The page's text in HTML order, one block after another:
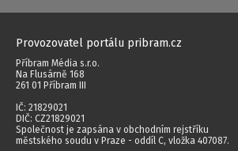
Provozovatel portálu pribram.cz
Příbram Média s.r.o.
Na Flusárně 168
261 01 Příbram III
IČ: 21829021
DIČ: CZ21829021
Společnost je zapsána v obchodním rejstříku
městského soudu v Praze - oddíl C, vložka 407087.